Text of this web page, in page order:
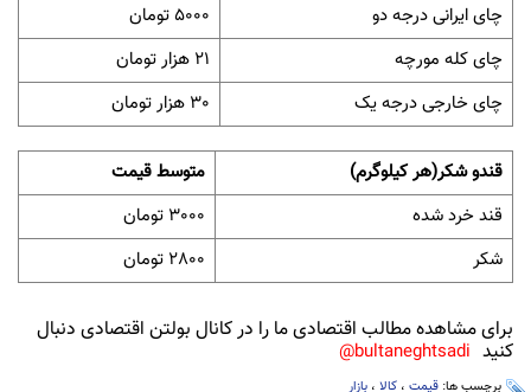
چای ایرانی درجه دو
5000 تومان
چای کله مورچه
21 هزار تومان
چای خارجی درجه یک
30 هزار تومان
قندو شکر(هر کیلوگرم)
متوسط قیمت
قند خرد شده
3000 تومان
شکر
2800 تومان
برای مشاهده مطالب اقتصادی ما را در کانال بولتن اقتصادی دنبال
کنید bultaneghtsadi@
برچسب ها: قیمت ، کالا ، بازار